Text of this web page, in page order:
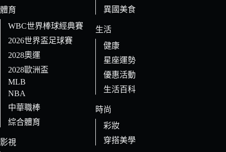
體育
WBC世界棒球經典賽
2026世界盃足球賽
2028奧運
2028歐洲盃
MLB
NBA
中華職棒
綜合體育
影視
異國美食
生活
健康
星座運勢
優惠活動
生活百科
時尚
彩妝
穿搭美學